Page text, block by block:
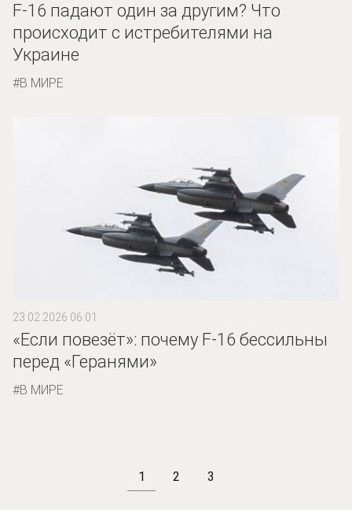
F-16 падают один за другим? Что
происходит с истребителями на
Украине
В МИРЕ
23.02.2026 06:01
«Если повезёт»: почему F-16 бессильны
перед «Геранями»
В МИРЕ
1 2 3